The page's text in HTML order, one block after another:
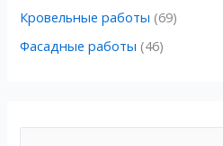
Кровельные работы (69)
Фасадные работы (46)